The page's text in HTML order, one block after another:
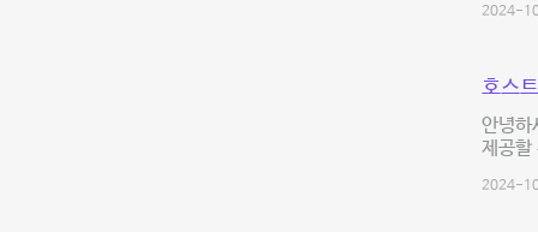
2024-
호스
안녕하
제공할
2024-